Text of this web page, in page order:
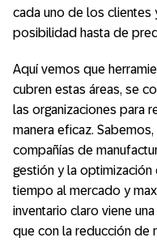
cada uno de los clientes
posibilidad hasta de
Aquí vemos que
cubren estas áreas, se
las organizaciones para
manera eficaz.
compañías de
gestión y la
tiempo al mercado y
inventario claro viene
que con la reducción de